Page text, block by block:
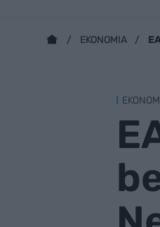
EKONOMIA